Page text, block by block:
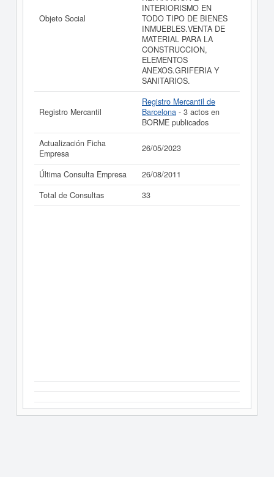
realizado el 26/05/2023.
Objeto Social
INTERIORISMO EN
TODO TIPO DE BIENES
INMUEBLES.VENTA DE
MATERIAL PARA LA
CONSTRUCCION,
ELEMENTOS
ANEXOS.GRIFERIA Y
SANITARIOS.
Registro Mercantil
Registro Mercantil de
Barcelona - 3 actos en
BORME publicados
Actualización Ficha
Empresa
26/05/2023
Última Consulta Empresa
26/08/2011
Total de Consultas
33